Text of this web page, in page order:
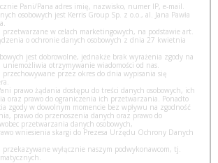
Pani/Pana adres imię, nazwisko, numer IP, e-mail.
osobowych jest Kerris Group Sp. z o.o., al. Jana Pawła
przetwarzane w celach marketingowych, na podstawie art.
o ochronie danych osobowych z dnia 27 kwietnia
jest dobrowolne, jednakże brak wyrażenia zgody na
otrzymywanie wiadomości od nas.
przechowywane przez okres do dnia wypisania się
prawo żądania dostępu do treści danych osobowych, ich
oraz prawo do ograniczenia ich przetwarzania. Ponadto
zgody w dowolnym momencie bez wpływu na zgodność
prawo do przenoszenia danych oraz prawo do
przetwarzania danych osobowych,
wniesienia skargi do Prezesa Urzędu Ochrony Danych
przekazywane wyłącznie naszym podwykonawcom, tj.